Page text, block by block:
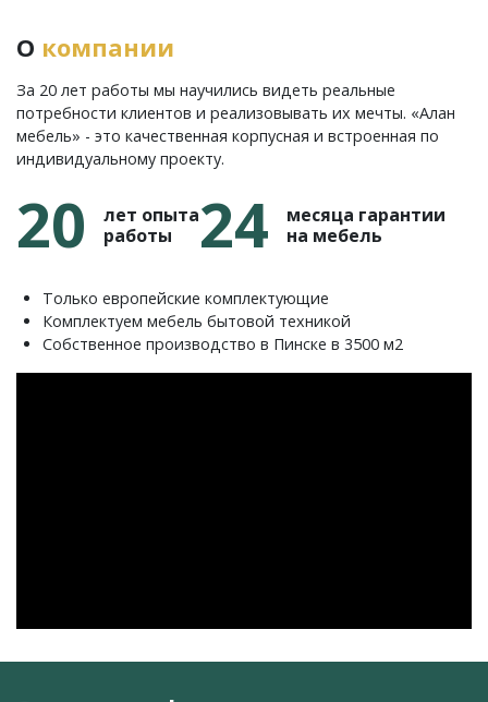
О компании
За 20 лет работы мы научились видеть реальные
потребности клиентов и реализовывать их мечты. «Алан
мебель» - это качественная корпусная и встроенная по
индивидуальному проекту.
20
лет опыта
работы
24
месяца гарантии
на мебель
Только европейские комплектующие
Комплектуем мебель бытовой техникой
Собственное производство в Пинске в 3500 м2